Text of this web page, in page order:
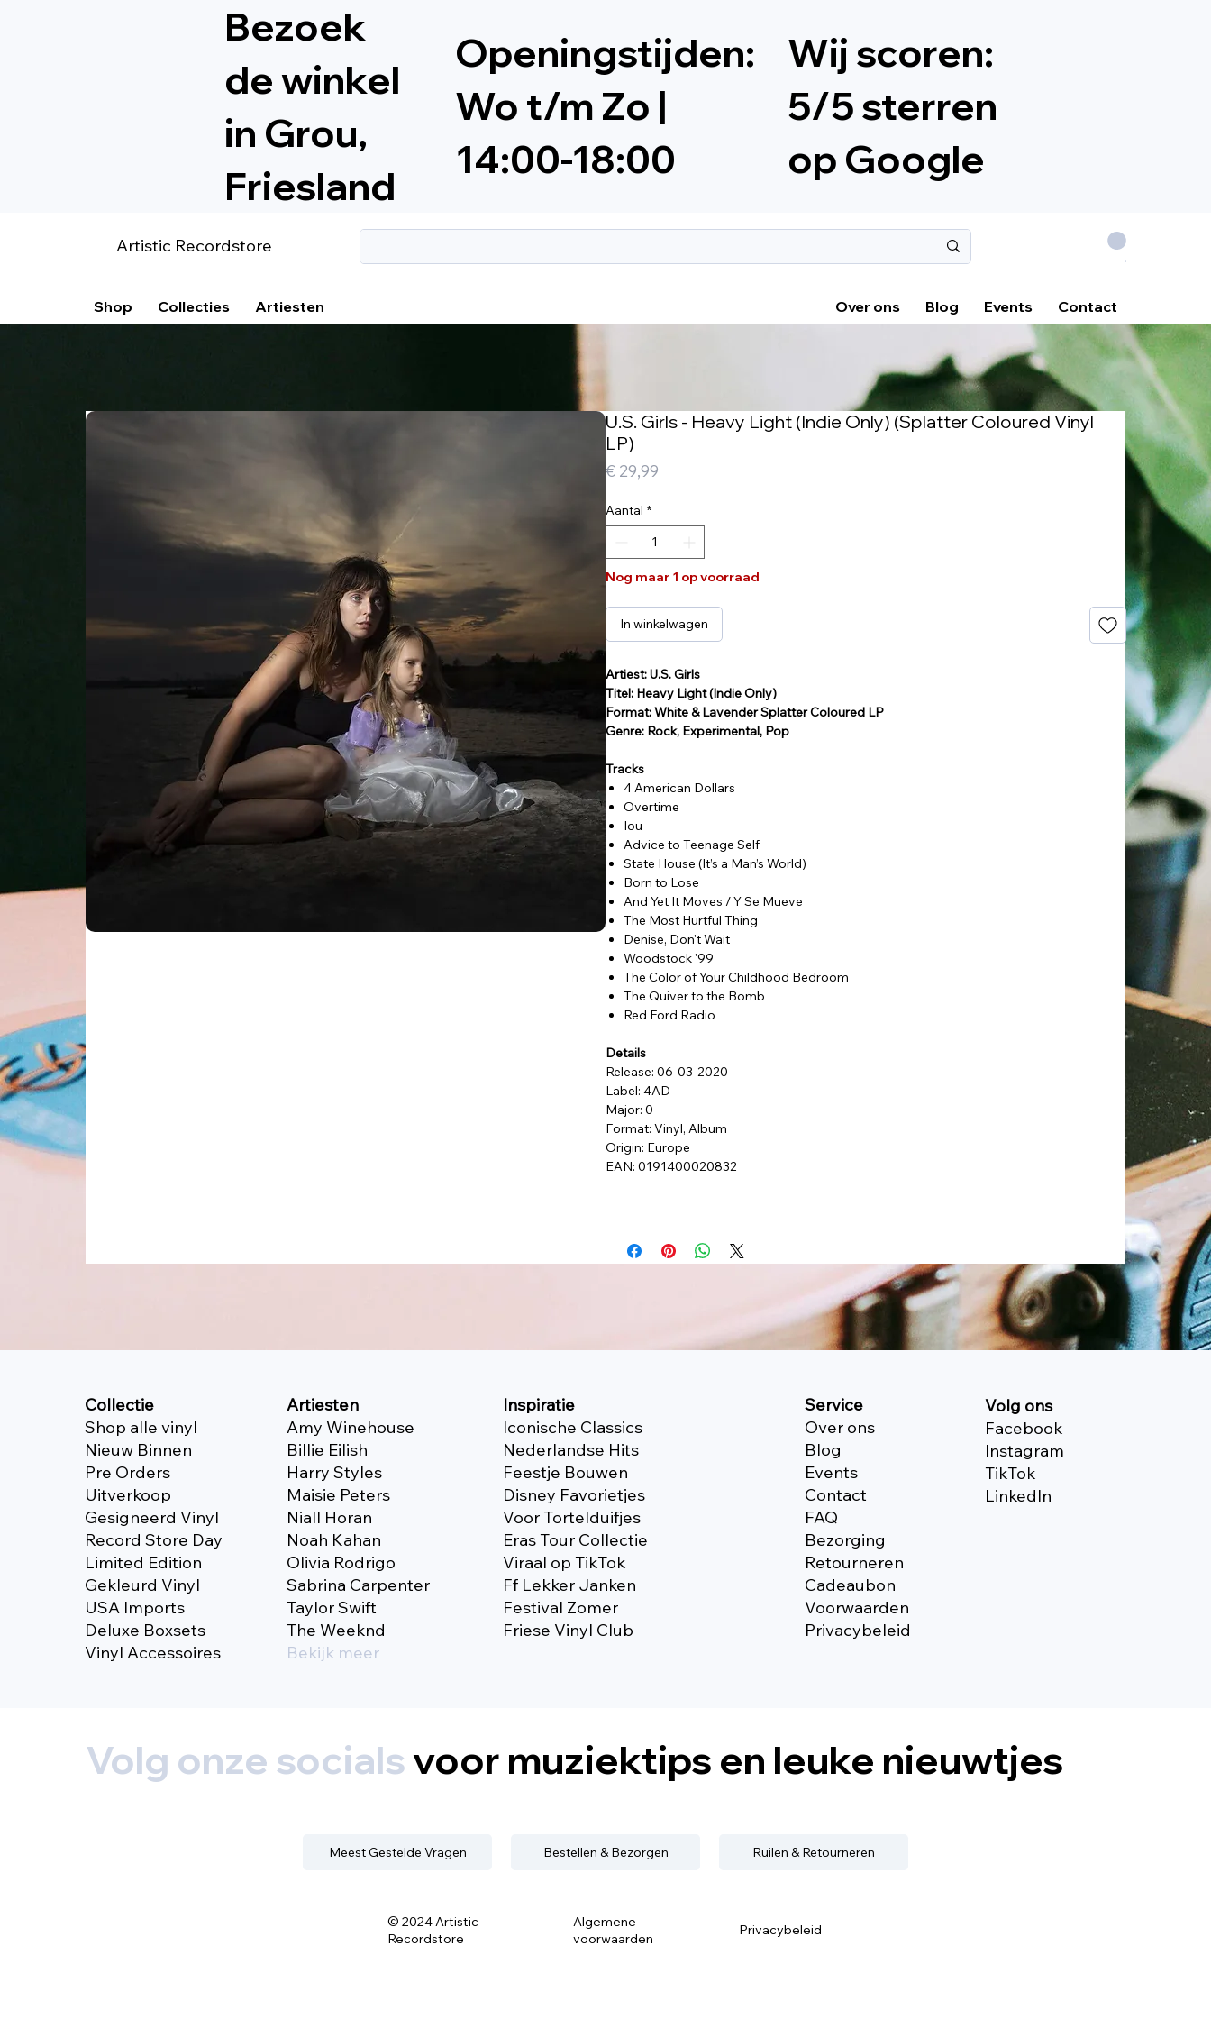
Bezoek
de winkel
in Grou,
Friesland
Openingstijden:
Wo t/m Zo |
14:00-18:00
Wij scoren:
5/5 sterren
op Google
Artistic Recordstore
.
Shop Collecties Artiesten Over ons Blog Events Contact
U.S. Girls - Heavy Light (Indie Only) (Splatter Coloured Vinyl
LP)
€ 29,99
Aantal *
Nog maar 1 op voorraad
In winkelwagen
Artiest: U.S. Girls
Titel: Heavy Light (Indie Only)
Format: White & Lavender Splatter Coloured LP
Genre: Rock, Experimental, Pop
Tracks
4 American Dollars
Overtime
Iou
Advice to Teenage Self
State House (It’s a Man’s World)
Born to Lose
And Yet It Moves / Y Se Mueve
The Most Hurtful Thing
Denise, Don't Wait
Woodstock '99
The Color of Your Childhood Bedroom
The Quiver to the Bomb
Red Ford Radio
Details
Release: 06-03-2020
Label: 4AD
Major: 0
Format: Vinyl, Album
Origin: Europe
EAN: 0191400020832
Collectie
Shop alle vinyl
Nieuw Binnen
Pre Orders
Uitverkoop
Gesigneerd Vinyl
Record Store Day
Limited Edition
Gekleurd Vinyl
USA Imports
Deluxe Boxsets
Vinyl Accessoires
Artiesten
Amy Winehouse
Billie Eilish
Harry Styles
Maisie Peters
Niall Horan
Noah Kahan
Olivia Rodrigo
Sabrina Carpenter
Taylor Swift
The Weeknd
Bekijk meer
Inspiratie
Iconische Classics
Nederlandse Hits
Feestje Bouwen
Disney Favorietjes
Voor Tortelduifjes
Eras Tour Collectie
Viraal op TikTok
Ff Lekker Janken
Festival Zomer
Friese Vinyl Club
Service
Over ons
Blog
Events
Contact
FAQ
Bezorging
Retourneren
Cadeaubon
Voorwaarden
Privacybeleid
Volg ons
Facebook
Instagram
TikTok
Linkedln
Volg onze socialsvoor muziektips en leuke nieuwtjes
Meest Gestelde Vragen Bestellen & Bezorgen Ruilen & Retourneren
© 2024 Artistic
Recordstore
Algemene
voorwaarden
Privacybeleid